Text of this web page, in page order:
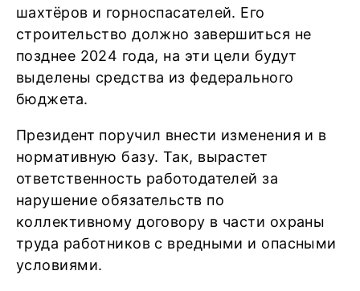
шахтёров и горноспасателей. Его
строительство должно завершиться не
позднее 2024 года, на эти цели будут
выделены средства из федерального
бюджета.
Президент поручил внести изменения и в
нормативную базу. Так, вырастет
ответственность работодателей за
нарушение обязательств по
коллективному договору в части охраны
труда работников с вредными и опасными
условиями.